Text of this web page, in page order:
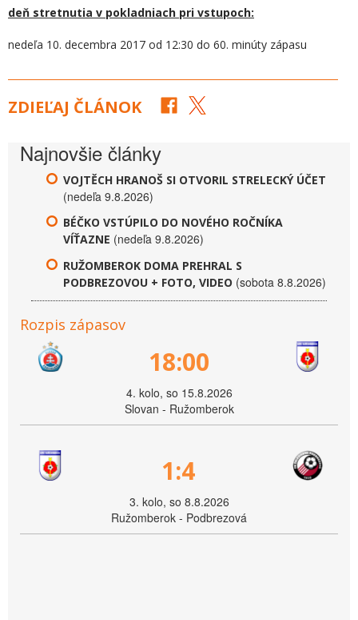
deň stretnutia v pokladniach pri vstupoch:
nedeľa 10. decembra 2017 od 12:30 do 60. minúty zápasu
ZDIEĽAJ ČLÁNOK
Najnovšie články
VOJTĚCH HRANOŠ SI OTVORIL STRELECKÝ ÚČET
(nedeľa 9.8.2026)
BÉČKO VSTÚPILO DO NOVÉHO ROČNÍKA
VÍŤAZNE (nedeľa 9.8.2026)
RUŽOMBEROK DOMA PREHRAL S
PODBREZOVOU + FOTO, VIDEO (sobota 8.8.2026)
Rozpis zápasov
18:00
4. kolo, so 15.8.2026
Slovan - Ružomberok
1:4
3. kolo, so 8.8.2026
Ružomberok - Podbrezová